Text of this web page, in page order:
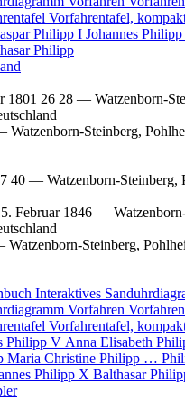
Vorfahrentafel,
Philipp I Johannes Philipp
Philipp
1801 26 28 — Watzenborn-
Watzenborn-Steinberg,
40 — Watzenborn-Steinberg,
Februar 1846 —
Watzenborn-Steinberg,
Interaktives
Vorfahren
Vorfahrentafel,
Philipp V Anna Elisabeth
Maria Christine Philipp …
Philipp X Balthasar